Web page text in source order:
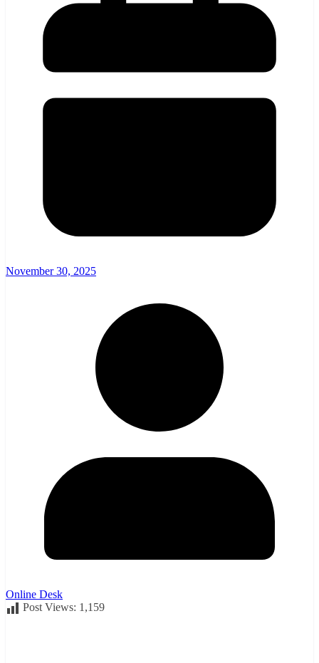
November 30, 2025
Online Desk
Post Views: 1,159